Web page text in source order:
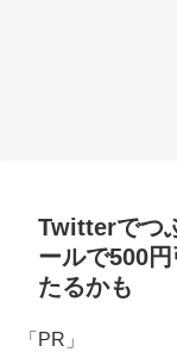
Twitterでつ
ールで500
たるかも
「PR」